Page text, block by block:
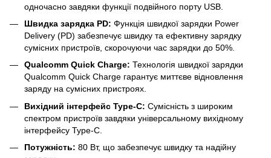
одночасно завдяки функції подвійного порту USB.
Швидка зарядка PD: Функція швидкої зарядки Power
Delivery (PD) забезпечує швидку та ефективну зарядку
сумісних пристроїв, скорочуючи час зарядки до 50%.
Qualcomm Quick Charge: Технологія швидкої зарядки
Qualcomm Quick Charge гарантує миттєве відновлення
заряду на сумісних пристроях.
Вихідний інтерфейс Type-C: Сумісність з широким
спектром пристроїв завдяки універсальному вихідному
інтерфейсу Type-C.
Потужність: 80 Вт, що забезпечує швидку та надійну